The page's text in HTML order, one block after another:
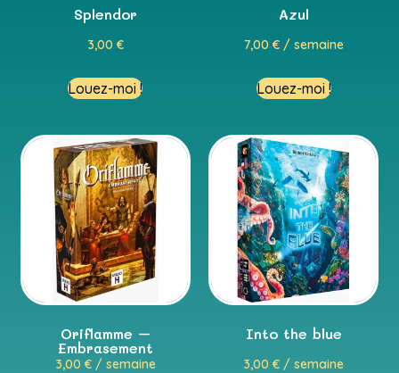
Splendor
3,00 €
Louez-moi !
Azul
7,00 €/ semaine
Louez-moi !
Oriflamme –
Embrasement
3,00 €/ semaine
Into the blue
3,00€ / semaine